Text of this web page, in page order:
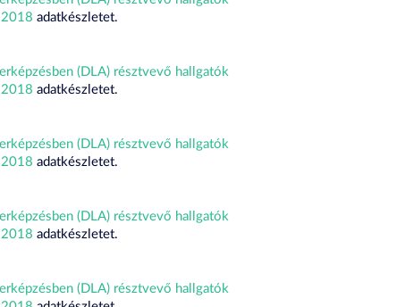
2018 adatkészletet.
(DLA) résztvevő hallgatók
2018 adatkészletet.
(DLA) résztvevő hallgatók
2018 adatkészletet.
(DLA) résztvevő hallgatók
2018 adatkészletet.
(DLA) résztvevő hallgatók